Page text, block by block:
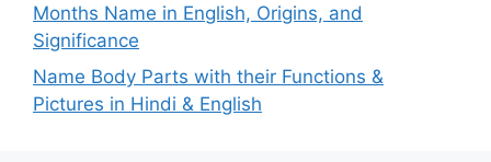
Months Name in English, Origins, and
Significance
Name Body Parts with their Functions &
Pictures in Hindi & English